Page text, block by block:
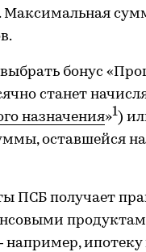
Максимальная
бонус
станет
назначения»1)
оставшейся
ПСБ получает
например, ипотеку